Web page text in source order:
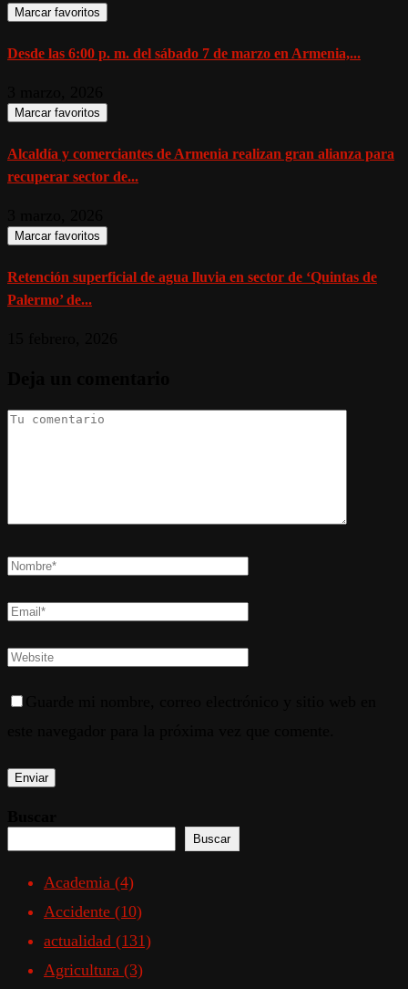
Marcar favoritos
Desde las 6:00 p. m. del sábado 7 de marzo en Armenia,...
Marcar favoritos
Alcaldía y comerciantes de Armenia realizan gran alianza para
recuperar sector de...
Marcar favoritos
Retención superficial de agua lluvia en sector de ‘Quintas de
Palermo’ de...
Buscar
Academia (4)
Accidente (10)
actualidad (131)
Agricultura (3)